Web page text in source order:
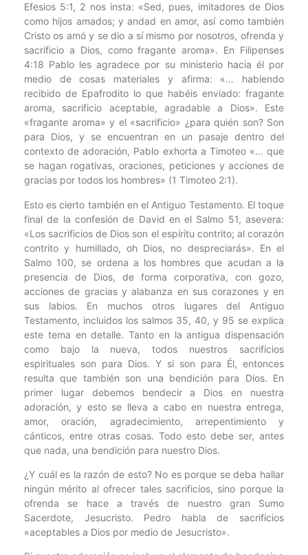
Efesios 5:1, 2 nos insta: «Sed, pues, imitadores de Dios
como hijos amados; y andad en amor, así como también
Cristo os amó y se dio a sí mismo por nosotros, ofrenda y
sacrificio a Dios, como fragante aroma». En Filipenses
4:18 Pablo les agradece por su ministerio hacia él por
medio de cosas materiales y afirma: «… habiendo
recibido de Epafrodito lo que habéis enviado: fragante
aroma, sacrificio aceptable, agradable a Dios». Este
«fragante aroma» y el «sacrificio» ¿para quién son? Son
para Dios, y se encuentran en un pasaje dentro del
contexto de adoración, Pablo exhorta a Timoteo «… que
se hagan rogativas, oraciones, peticiones y acciones de
gracias por todos los hombres» (1 Timoteo 2:1).
Esto es cierto también en el Antiguo Testamento. El toque
final de la confesión de David en el Salmo 51, asevera:
«Los sacrificios de Dios son el espíritu contrito; al corazón
contrito y humillado, oh Dios, no despreciarás». En el
Salmo 100, se ordena a los hombres que acudan a la
presencia de Dios, de forma corporativa, con gozo,
acciones de gracias y alabanza en sus corazones y en
sus labios. En muchos otros lugares del Antiguo
Testamento, incluidos los salmos 35, 40, y 95 se explica
este tema en detalle. Tanto en la antigua dispensación
como bajo la nueva, todos nuestros sacrificios
espirituales son para Dios. Y si son para Él, entonces
resulta que también son una bendición para Dios. En
primer lugar debemos bendecir a Dios en nuestra
adoración, y esto se lleva a cabo en nuestra entrega,
amor, oración, agradecimiento, arrepentimiento y
cánticos, entre otras cosas. Todo esto debe ser, antes
que nada, una bendición para nuestro Dios.
¿Y cuál es la razón de esto? No es porque se deba hallar
ningún mérito al ofrecer tales sacrificios, sino porque la
ofrenda se hace a través de nuestro gran Sumo
Sacerdote, Jesucristo. Pedro habla de sacrificios
«aceptables a Dios por medio de Jesucristo».